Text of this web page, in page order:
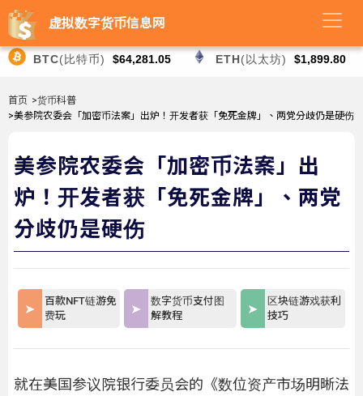
虚拟数字货币信息网
BTC(比特币) $64,281.05 ETH(以太坊) $1,899.80
首页 >货币科普
>美参院农委会「加密币法案」出炉！开发者获「免死金牌」、两党分歧仍是硬伤
美参院农委会「加密币法案」出
炉！开发者获「免死金牌」、两党
分歧仍是硬伤
百款NFT链游免
费玩
数字货币支付图
解教程
区块链游戏获利
技巧
就在美国参议院银行委员会的《数位资产市场明晰法